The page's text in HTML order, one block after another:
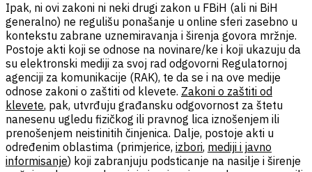
Ipak, ni ovi zakoni ni neki drugi zakon u FBiH (ali ni BiH
generalno) ne regulišu ponašanje u online sferi zasebno u
kontekstu zabrane uznemiravanja i širenja govora mržnje.
Postoje akti koji se odnose na novinare/ke i koji ukazuju da
su elektronski mediji za svoj rad odgovorni Regulatornoj
agenciji za komunikacije (RAK), te da se i na ove medije
odnose zakoni o zaštiti od klevete. Zakoni o zaštiti od
klevete, pak, utvrđuju građansku odgovornost za štetu
nanesenu ugledu fizičkog ili pravnog lica iznošenjem ili
prenošenjem neistinitih činjenica. Dalje, postoje akti u
određenim oblastima (primjerice, izbori, mediji i javno
informisanje) koji zabranjuju podsticanje na nasilje i širenje